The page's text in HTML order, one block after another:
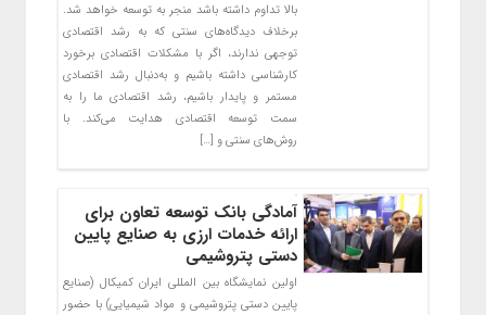
بالا تداوم داشته باشد منجر به توسعه خواهد شد.
برخلاف دیدگاه‌های سنتی که به رشد اقتصادی
توجهی ندارند، اگر با مشکلات اقتصادی برخورد
کارشناسی داشته باشیم و به‌دنبال رشد اقتصادی
مستمر و پایدار باشیم، رشد اقتصادی ما را به
سمت توسعه اقتصادی هدایت می‌کند. با
روش‌های سنتی و […]
آمادگی بانک توسعه تعاون برای
ارائه خدمات ارزی به صنایع پایین
دستی پتروشیمی
اولین نمایشگاه بین المللی ایران کمیکال (صنایع
پایین دستی پتروشیمی و مواد شیمیایی) با حضور